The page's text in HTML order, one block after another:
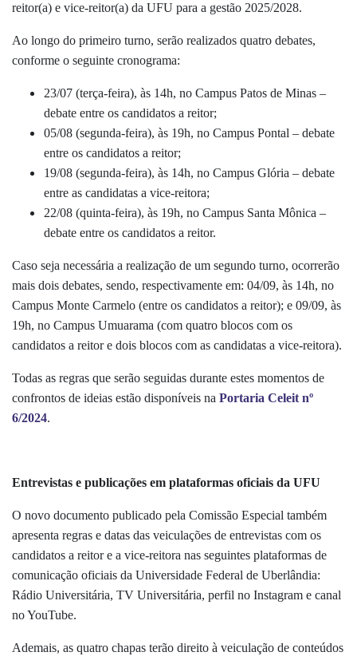
reitor(a) e vice-reitor(a) da UFU para a gestão 2025/2028.
Ao longo do primeiro turno, serão realizados quatro debates,
conforme o seguinte cronograma:
23/07 (terça-feira), às 14h, no Campus Patos de Minas –
debate entre os candidatos a reitor;
05/08 (segunda-feira), às 19h, no Campus Pontal – debate
entre os candidatos a reitor;
19/08 (segunda-feira), às 14h, no Campus Glória – debate
entre as candidatas a vice-reitora;
22/08 (quinta-feira), às 19h, no Campus Santa Mônica –
debate entre os candidatos a reitor.
Caso seja necessária a realização de um segundo turno, ocorrerão
mais dois debates, sendo, respectivamente em: 04/09, às 14h, no
Campus Monte Carmelo (entre os candidatos a reitor); e 09/09, às
19h, no Campus Umuarama (com quatro blocos com os
candidatos a reitor e dois blocos com as candidatas a vice-reitora).
Todas as regras que serão seguidas durante estes momentos de
confrontos de ideias estão disponíveis na Portaria Celeit nº
6/2024.
Entrevistas e publicações em plataformas oficiais da UFU
O novo documento publicado pela Comissão Especial também
apresenta regras e datas das veiculações de entrevistas com os
candidatos a reitor e a vice-reitora nas seguintes plataformas de
comunicação oficiais da Universidade Federal de Uberlândia:
Rádio Universitária, TV Universitária, perfil no Instagram e canal
no YouTube.
Ademais, as quatro chapas terão direito à veiculação de conteúdos